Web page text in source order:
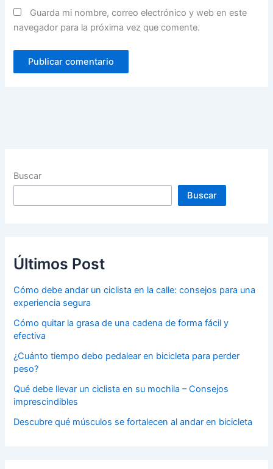
Guarda mi nombre, correo electrónico y web en este
navegador para la próxima vez que comente.
Buscar
Buscar
Últimos Post
Cómo debe andar un ciclista en la calle: consejos para una
experiencia segura
Cómo quitar la grasa de una cadena de forma fácil y
efectiva
¿Cuánto tiempo debo pedalear en bicicleta para perder
peso?
Qué debe llevar un ciclista en su mochila – Consejos
imprescindibles
Descubre qué músculos se fortalecen al andar en bicicleta